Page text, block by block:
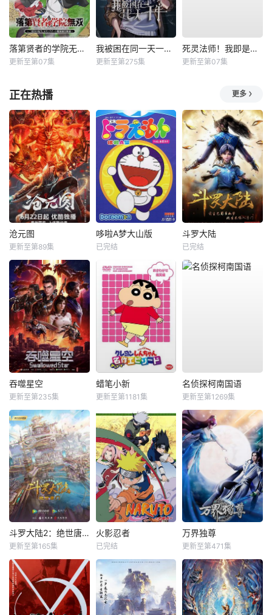
落第贤者的学院无双第二回转生，S等级作弊魔术师冒险记
更新至第07集
我被困在同一天一千年动态漫
更新至第275集
死灵法师！我即是天灾
更新至第07集
正在热播 更多
沧元图
更新至第89集
哆啦A梦大山版
已完结
斗罗大陆
已完结
吞噬星空
更新至第235集
蜡笔小新
更新至第1181集
名侦探柯南国语
更新至第1269集
斗罗大陆2：绝世唐门
更新至第165集
火影忍者
已完结
万界独尊
更新至第471集